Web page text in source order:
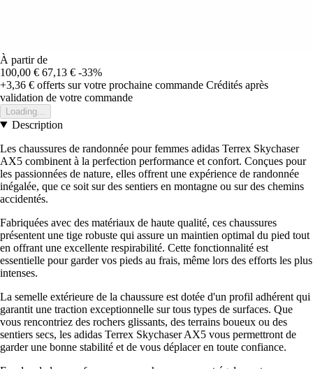
À partir de
100,00 € 67,13 € -33%
+3,36 € offerts sur votre prochaine commande Crédités après
validation de votre commande
Loading...
Description
Les chaussures de randonnée pour femmes adidas Terrex Skychaser
AX5 combinent à la perfection performance et confort. Conçues pour
les passionnées de nature, elles offrent une expérience de randonnée
inégalée, que ce soit sur des sentiers en montagne ou sur des chemins
accidentés.
Fabriquées avec des matériaux de haute qualité, ces chaussures
présentent une tige robuste qui assure un maintien optimal du pied tout
en offrant une excellente respirabilité. Cette fonctionnalité est
essentielle pour garder vos pieds au frais, même lors des efforts les plus
intenses.
La semelle extérieure de la chaussure est dotée d'un profil adhérent qui
garantit une traction exceptionnelle sur tous types de surfaces. Que
vous rencontriez des rochers glissants, des terrains boueux ou des
sentiers secs, les adidas Terrex Skychaser AX5 vous permettront de
garder une bonne stabilité et de vous déplacer en toute confiance.